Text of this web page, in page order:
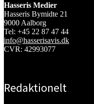
Hasseris Medier
Hasseris Bymidte 21
9000 Aalborg
Tel: +45 22 87 47 44
info@hasserisavis.dk
CVR: 42993077
Redaktionelt